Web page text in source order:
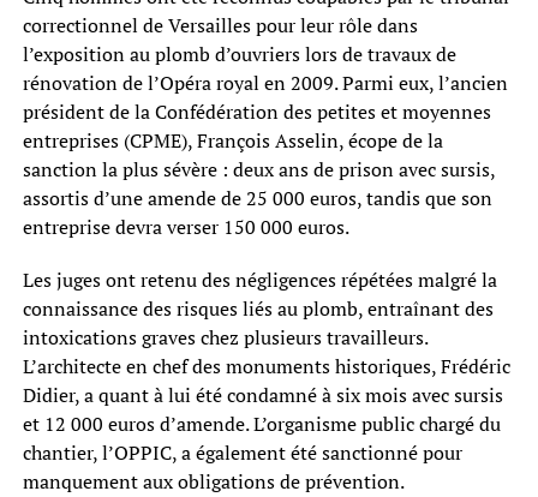
correctionnel de Versailles pour leur rôle dans
l’exposition au plomb d’ouvriers lors de travaux de
rénovation de l’Opéra royal en 2009. Parmi eux, l’ancien
président de la Confédération des petites et moyennes
entreprises (CPME), François Asselin, écope de la
sanction la plus sévère : deux ans de prison avec sursis,
assortis d’une amende de 25 000 euros, tandis que son
entreprise devra verser 150 000 euros.
Les juges ont retenu des négligences répétées malgré la
connaissance des risques liés au plomb, entraînant des
intoxications graves chez plusieurs travailleurs.
L’architecte en chef des monuments historiques, Frédéric
Didier, a quant à lui été condamné à six mois avec sursis
et 12 000 euros d’amende. L’organisme public chargé du
chantier, l’OPPIC, a également été sanctionné pour
manquement aux obligations de prévention.